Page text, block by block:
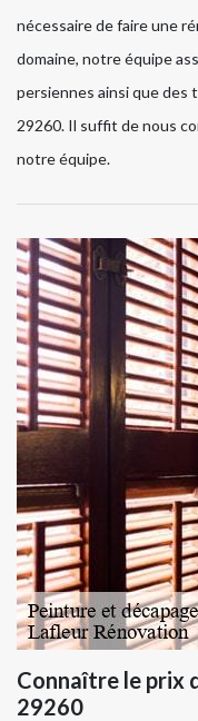
nécessaire de faire une
domaine, notre équipe
persiennes ainsi que des
29260. Il suffit de nous
notre équipe.
Connaître le prix
29260